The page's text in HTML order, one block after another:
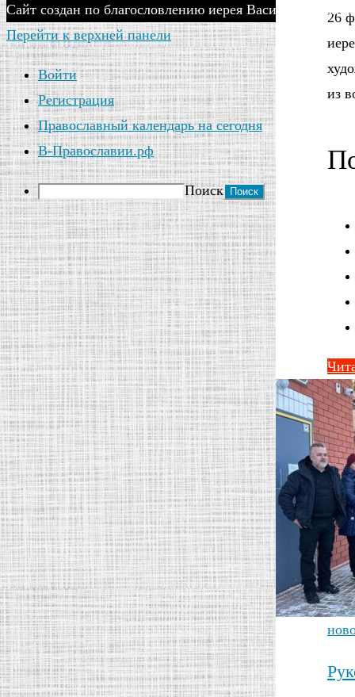
26
из
Сайт создан по благословлению иерея Василия
Перейти к верхней панели
Войти
Регистрация
Православный календарь на сегодня
В-Православии.рф
Поиск